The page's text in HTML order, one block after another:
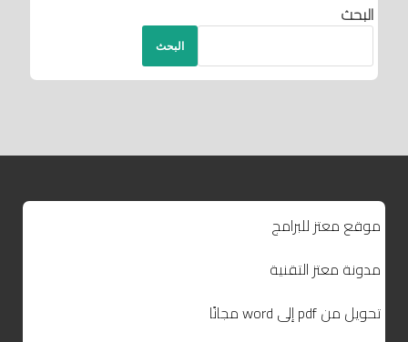
البحث
البحث
موقع معتز للبرامج
مدونة معتز التقنية
تحويل من pdf إلى word مجانًا